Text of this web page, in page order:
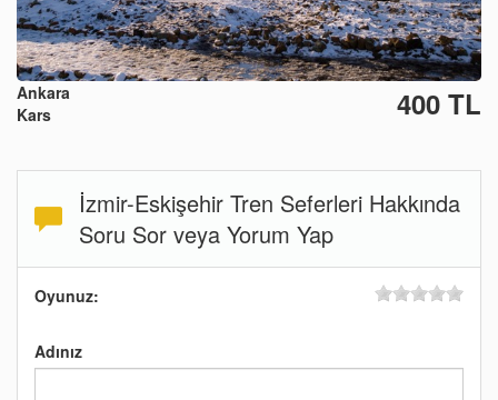
Ankara
Kars
400 TL
İzmir-Eskişehir Tren Seferleri Hakkında
Soru Sor veya Yorum Yap
Oyunuz:
Adınız